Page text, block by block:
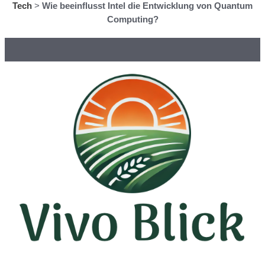
Tech > Wie beeinflusst Intel die Entwicklung von Quantum
Computing?